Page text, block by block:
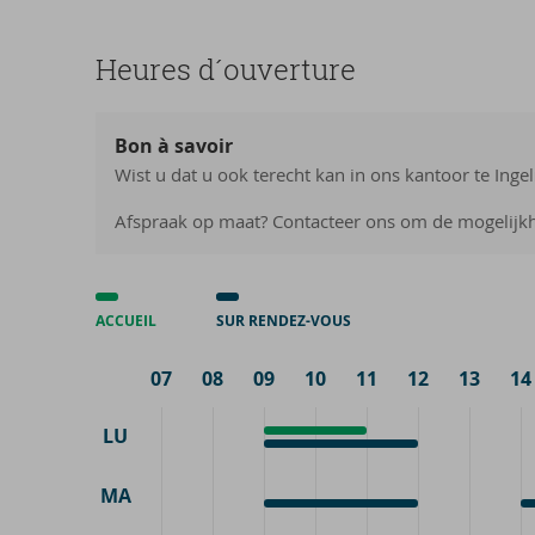
Heures d´ou­ver­ture
Bon à savoir
Wist u dat u ook terecht kan in ons kantoor te
Afspraak op maat? Contacteer ons om de
ACCUEIL SUR RENDEZ-VOUS
07 08 09 10 11 12 13 14
LU Accueil
9:00
Sur
vous
9:00
12:00
MA
Sur
9:00